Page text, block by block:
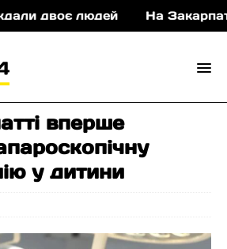
двоє людей На
вперше
у дитини